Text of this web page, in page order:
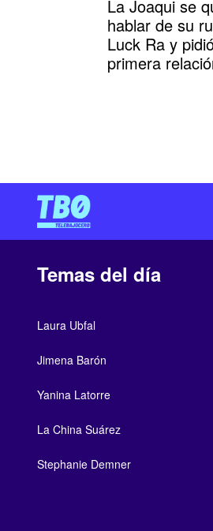
La Joaqui se
hablar de su
Luck Ra y
primera
Temas del día
Laura Ubfal
Jimena Barón
Yanina Latorre
La China Suárez
Stephanie Demner